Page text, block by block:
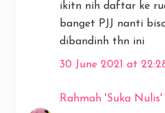
ikitn nih daftar ke
banget PJJ nanti
dibandinh thn ini
30 June 2021 at
Rahmah 'Suka